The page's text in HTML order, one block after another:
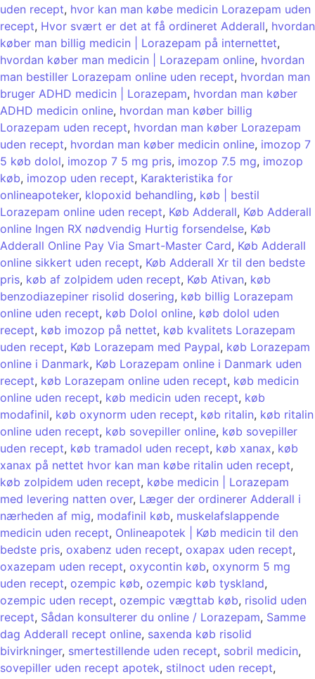
uden recept, hvor kan man købe medicin Lorazepam uden
recept, Hvor svært er det at få ordineret Adderall, hvordan
køber man billig medicin | Lorazepam på internettet,
hvordan køber man medicin | Lorazepam online, hvordan
man bestiller Lorazepam online uden recept, hvordan man
bruger ADHD medicin | Lorazepam, hvordan man køber
ADHD medicin online, hvordan man køber billig
Lorazepam uden recept, hvordan man køber Lorazepam
uden recept, hvordan man køber medicin online, imozop 7
5 køb dolol, imozop 7 5 mg pris, imozop 7.5 mg, imozop
køb, imozop uden recept, Karakteristika for
onlineapoteker, klopoxid behandling, køb | bestil
Lorazepam online uden recept, Køb Adderall, Køb Adderall
online Ingen RX nødvendig Hurtig forsendelse, Køb
Adderall Online Pay Via Smart-Master Card, Køb Adderall
online sikkert uden recept, Køb Adderall Xr til den bedste
pris, køb af zolpidem uden recept, Køb Ativan, køb
benzodiazepiner risolid dosering, køb billig Lorazepam
online uden recept, køb Dolol online, køb dolol uden
recept, køb imozop på nettet, køb kvalitets Lorazepam
uden recept, Køb Lorazepam med Paypal, køb Lorazepam
online i Danmark, Køb Lorazepam online i Danmark uden
recept, køb Lorazepam online uden recept, køb medicin
online uden recept, køb medicin uden recept, køb
modafinil, køb oxynorm uden recept, køb ritalin, køb ritalin
online uden recept, køb sovepiller online, køb sovepiller
uden recept, køb tramadol uden recept, køb xanax, køb
xanax på nettet hvor kan man købe ritalin uden recept,
køb zolpidem uden recept, købe medicin | Lorazepam
med levering natten over, Læger der ordinerer Adderall i
nærheden af ​​mig, modafinil køb, muskelafslappende
medicin uden recept, Onlineapotek | Køb medicin til den
bedste pris, oxabenz uden recept, oxapax uden recept,
oxazepam uden recept, oxycontin køb, oxynorm 5 mg
uden recept, ozempic køb, ozempic køb tyskland,
ozempic uden recept, ozempic vægttab køb, risolid uden
recept, Sådan konsulterer du online / Lorazepam, Samme
dag Adderall recept online, saxenda køb risolid
bivirkninger, smertestillende uden recept, sobril medicin,
sovepiller uden recept apotek, stilnoct uden recept,